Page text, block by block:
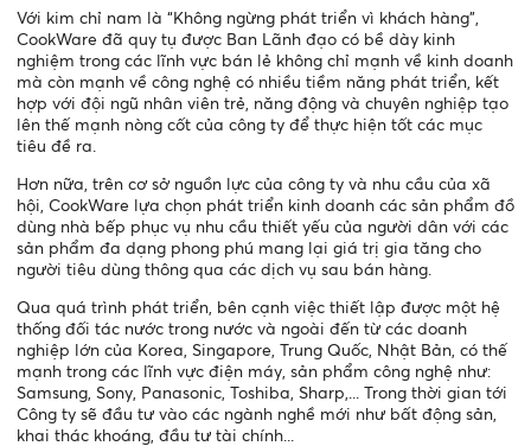
Với kim chỉ nam là “Không ngừng phát triển vì khách hàng”,
CookWare đã quy tụ được Ban Lãnh đạo có bề dày kinh
nghiệm trong các lĩnh vực bán lẻ không chỉ mạnh về kinh doanh
mà còn mạnh về công nghệ có nhiều tiềm năng phát triển, kết
hợp với đội ngũ nhân viên trẻ, năng động và chuyên nghiệp tạo
lên thế mạnh nòng cốt của công ty để thực hiện tốt các mục
tiêu đề ra.
Hơn nữa, trên cơ sở nguồn lực của công ty và nhu cầu của xã
hội, CookWare lựa chọn phát triển kinh doanh các sản phẩm đồ
dùng nhà bếp phục vụ nhu cầu thiết yếu của người dân với các
sản phẩm đa dạng phong phú mang lại giá trị gia tăng cho
người tiêu dùng thông qua các dịch vụ sau bán hàng.
Qua quá trình phát triển, bên cạnh việc thiết lập được một hệ
thống đối tác nước trong nước và ngoài đến từ các doanh
nghiệp lớn của Korea, Singapore, Trung Quốc, Nhật Bản, có thế
mạnh trong các lĩnh vực điện máy, sản phẩm công nghệ như:
Samsung, Sony, Panasonic, Toshiba, Sharp,... Trong thời gian tới
Công ty sẽ đầu tư vào các ngành nghề mới như bất động sản,
khai thác khoáng, đầu tư tài chính...